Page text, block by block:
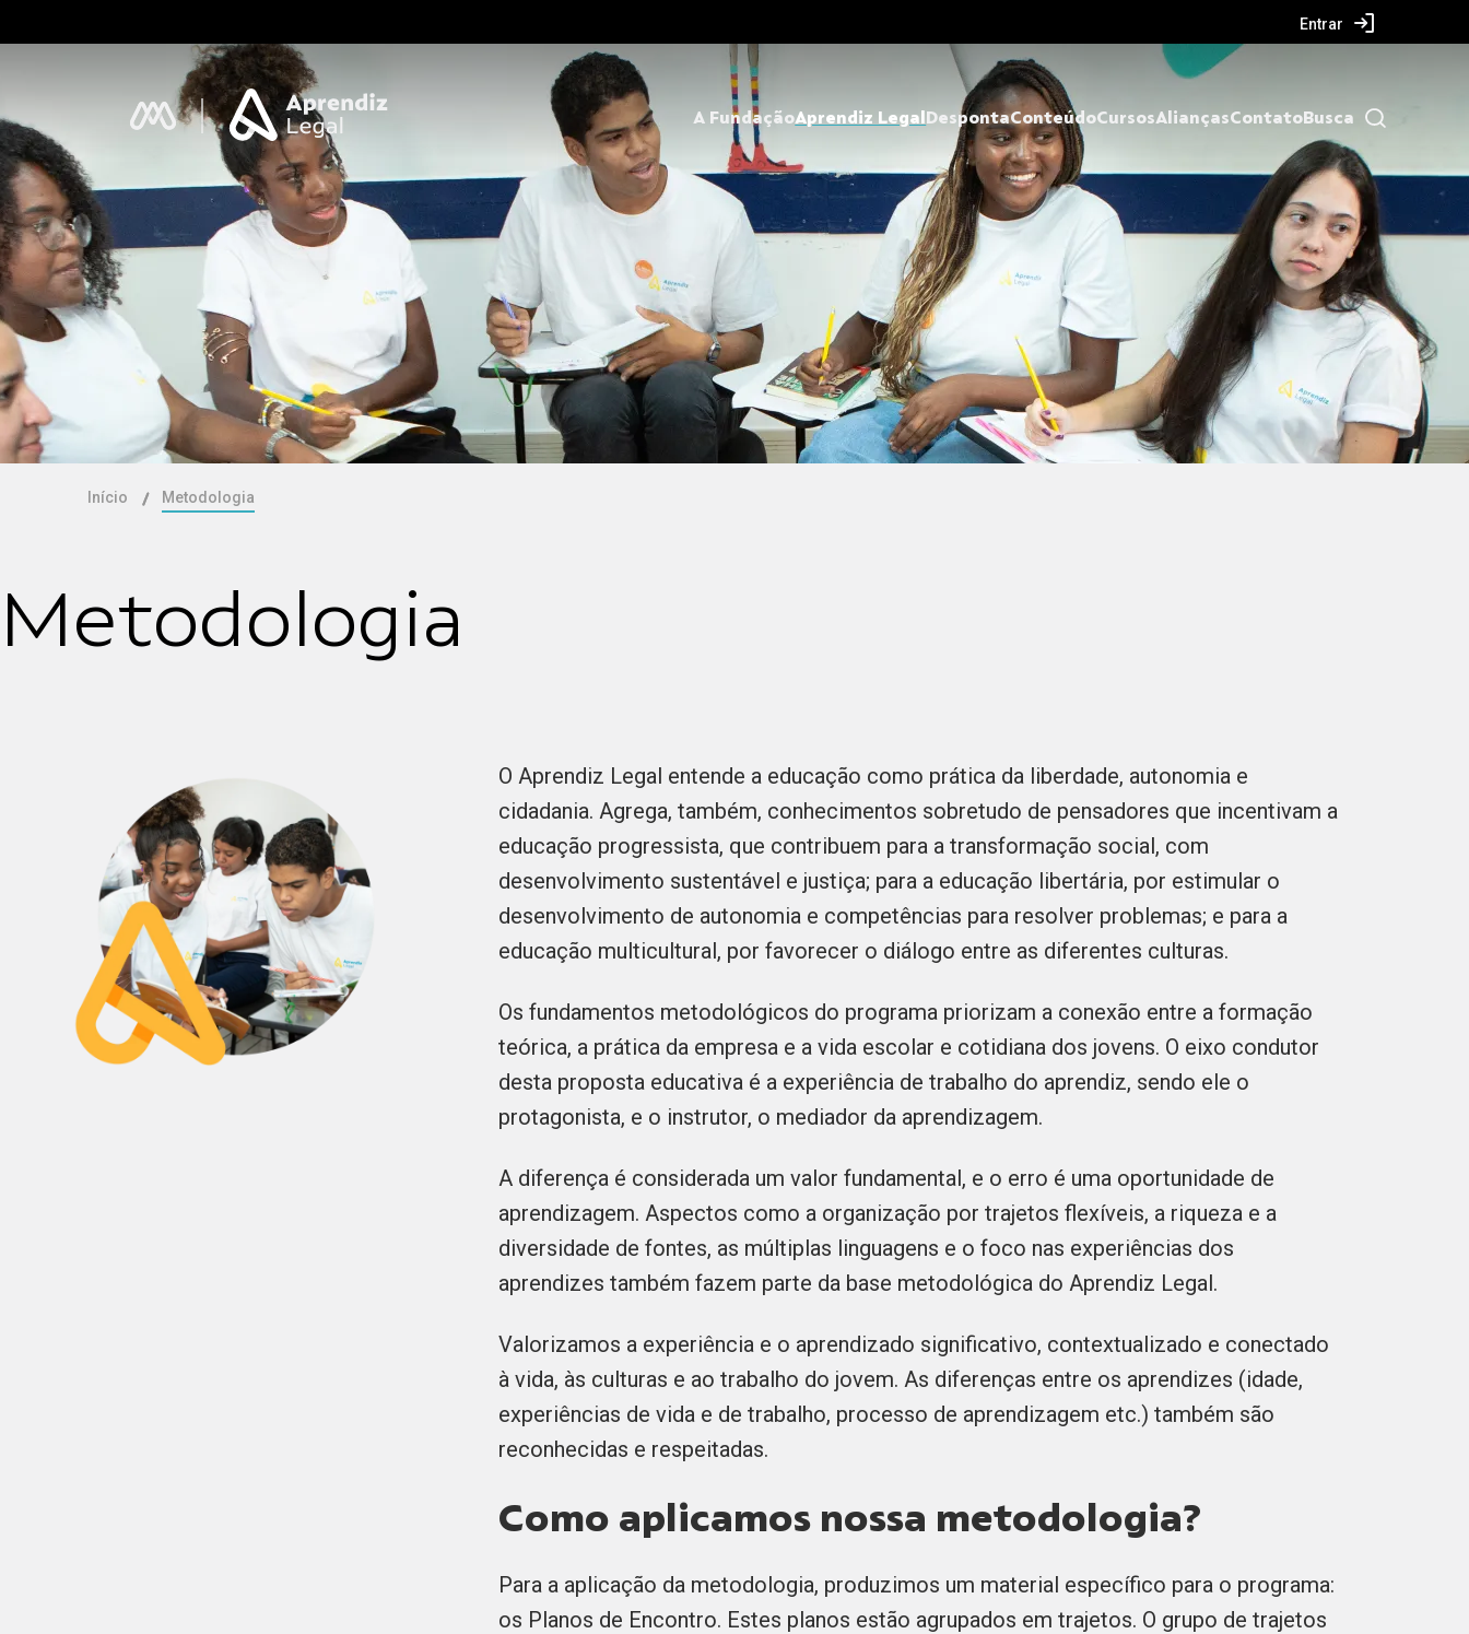
Entrar
A FundaçãoAprendiz Legal DespontaConteúdoCursosAliançasContatoBusca
Início Metodologia
Metodologia
O Aprendiz Legal entende a educação como prática da liberdade, autonomia e
cidadania. Agrega, também, conhecimentos sobretudo de pensadores que incentivam a
educação progressista, que contribuem para a transformação social, com
desenvolvimento sustentável e justiça; para a educação libertária, por estimular o
desenvolvimento de autonomia e competências para resolver problemas; e para a
educação multicultural, por favorecer o diálogo entre as diferentes culturas.
Os fundamentos metodológicos do programa priorizam a conexão entre a formação
teórica, a prática da empresa e a vida escolar e cotidiana dos jovens. O eixo condutor
desta proposta educativa é a experiência de trabalho do aprendiz, sendo ele o
protagonista, e o instrutor, o mediador da aprendizagem.
A diferença é considerada um valor fundamental, e o erro é uma oportunidade de
aprendizagem. Aspectos como a organização por trajetos flexíveis, a riqueza e a
diversidade de fontes, as múltiplas linguagens e o foco nas experiências dos
aprendizes também fazem parte da base metodológica do Aprendiz Legal.
Valorizamos a experiência e o aprendizado significativo, contextualizado e conectado
à vida, às culturas e ao trabalho do jovem. As diferenças entre os aprendizes (idade,
experiências de vida e de trabalho, processo de aprendizagem etc.) também são
reconhecidas e respeitadas.
Como aplicamos nossa metodologia?
Para a aplicação da metodologia, produzimos um material específico para o programa:
os Planos de Encontro. Estes planos estão agrupados em trajetos. O grupo de trajetos